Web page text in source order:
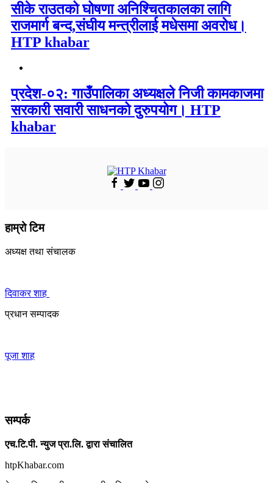
सीके राउतको घोषणा अनिश्चितकालका लागि
राजमार्ग बन्द,संघीय मन्त्रीलाई मधेसमा अवरोध।
HTP khabar
प्रदेश-०२: गाउँपालिका अध्यक्षले निजी कामकाजमा
सरकारी सवारी साधनको दुरुपयोग। HTP
khabar
हाम्रो टिम
अध्यक्ष तथा संचालक
दिवाकर शाह
प्रधान सम्पादक
पूजा शाह
सम्पर्क
एच.टि.पी. न्युज प्रा.लि. द्वारा संचालित
htpKhabar.com